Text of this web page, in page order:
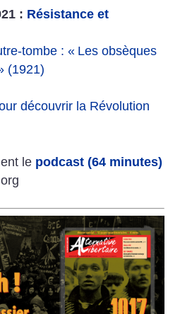
: Résistance et
tombe : « Les obsèques
(1921)
découvrir la Révolution
le podcast (64 minutes)